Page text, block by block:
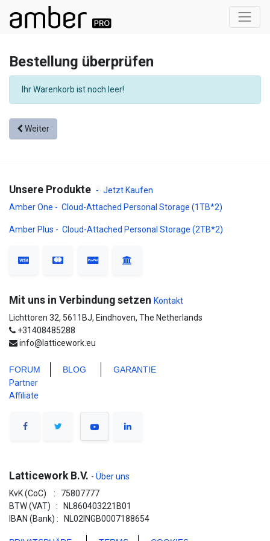
Bestellung überprüfen
Ihr Warenkorb ist noch leer!
Weiter
Unsere Produkte - Jetzt Kaufen
Amber One - Cloud-Attached Personal Storage (1TB*2)
Amber Plus - Cloud-Attached Personal Storage (2TB*2)
Mit uns in Verbindung setzen Kontakt
Lichttoren 32, 5611BJ, Eindhoven, The Netherlands
+31408485288
info@latticework.eu
FORUM BLOG
GARANTIE
Partner
Affiliate
Latticework B.V. - Über uns
KvK (CoC) : 75807777
BTW (VAT) : NL860403221B01
IBAN (Bank) : NL02INGB0007188654